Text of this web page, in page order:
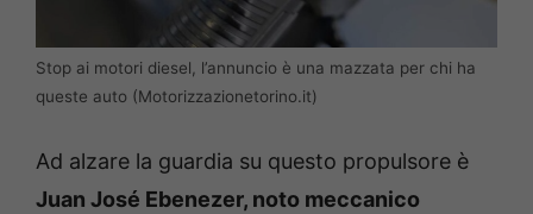
Stop ai motori diesel, l’annuncio è una mazzata per chi ha
queste auto (Motorizzazionetorino.it)
Ad alzare la guardia su questo propulsore è
Juan José Ebenezer, noto meccanico